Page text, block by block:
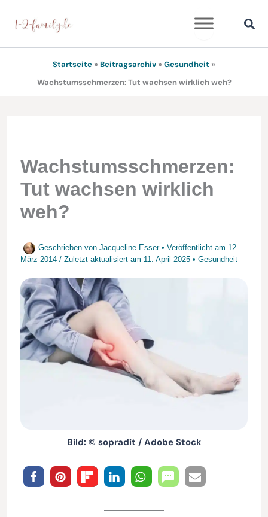
Inhalt
springen
Startseite » Beitragsarchiv » Gesundheit »
Wachstumsschmerzen: Tut wachsen wirklich weh?
Wachstumsschmerzen:
Tut wachsen wirklich
weh?
Geschrieben von Jacqueline Esser • Veröffentlicht am 12.
März 2014 / Zuletzt aktualisiert am 11. April 2025• Gesundheit
Bild: © sopradit / Adobe Stock